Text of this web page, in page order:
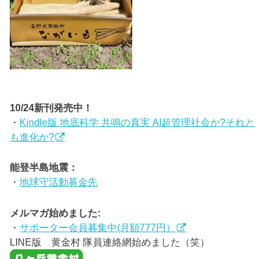
10/24新刊発売中！
・ Kindle版 地底科学 共鳴の真実 AI超管理社会か?それと
も進化か?
能登半島地震：
・地球守活動募金先
メルマガ始めました:
・サポーター会員募集中(月額777円）
LINE版 黄金村 隊員連絡網始めました（笑）